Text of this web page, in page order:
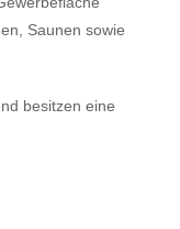
Saunen sowie
besitzen eine